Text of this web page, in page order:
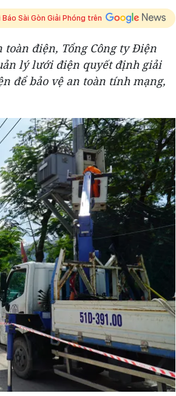
Sài Gòn Giải Phóng trên
điện, Tổng Công ty Điện
lý lưới điện quyết định giải
để bảo vệ an toàn tính mạng,